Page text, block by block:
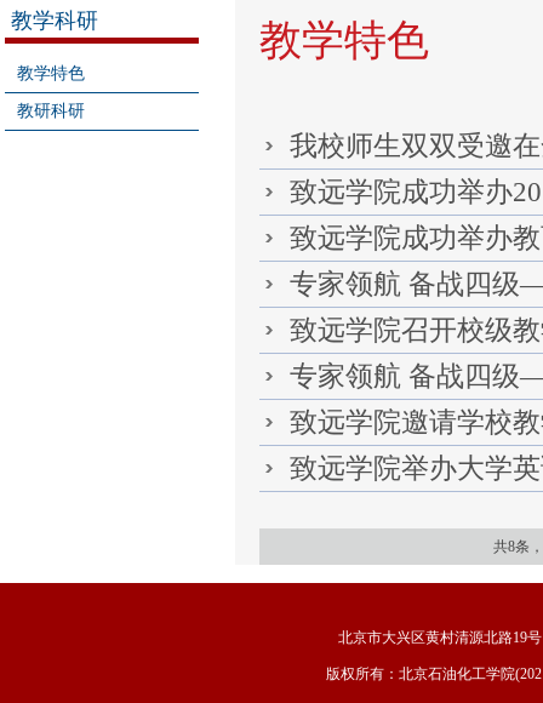
教学科研
教学特色
教研科研
教学特色
我校师生双双受邀
致远学院成功举办
致远学院成功举办
专家领航 备战四级
致远学院召开校级
专家领航 备战四级
致远学院邀请学校
致远学院举办大学
共8条
北京市大兴区黄村清源北路19号
版权所有：北京石油化工学院